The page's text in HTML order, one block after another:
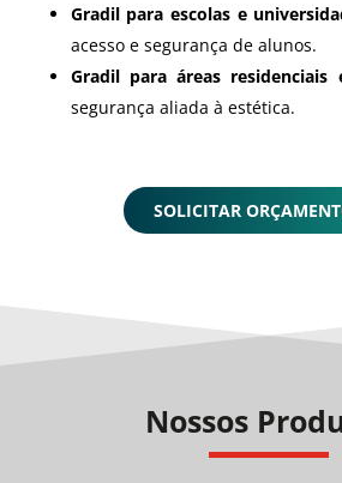
Gradil para escolas e
acesso e segurança de alunos.
Gradil para áreas residenciais
segurança aliada à estética.
SOLICITAR
Nossos